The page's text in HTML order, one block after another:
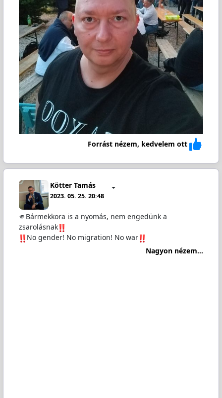
Forrást nézem, kedvelem ott
Kötter Tamás
2023. 05. 25. 20:48
🫵Bármekkora is a nyomás, nem engedünk a
zsarolásnak
️No gender! No migration! No war
Nagyon nézem...